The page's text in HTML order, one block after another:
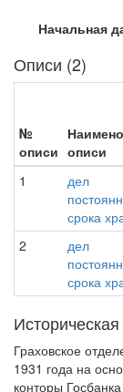
Начальная
Описи (2)
№
описи описи
1
дел
срока
2
дел
срока
Граховское
1931 года на
конторы